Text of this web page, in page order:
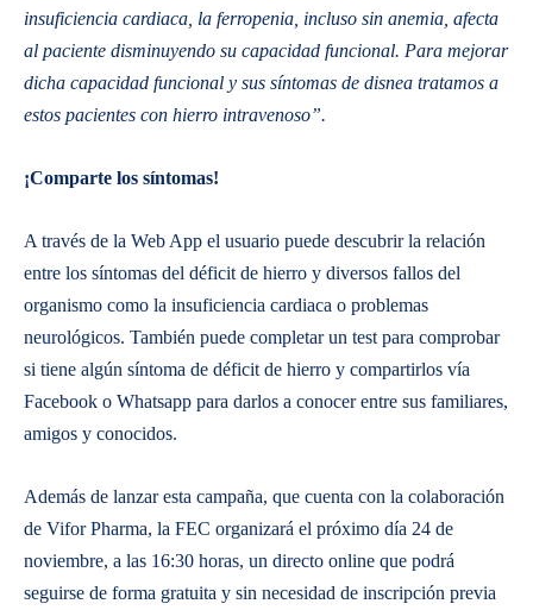
insuficiencia cardiaca, la ferropenia, incluso sin anemia, afecta
al paciente disminuyendo su capacidad funcional. Para mejorar
dicha capacidad funcional y sus síntomas de disnea tratamos a
estos pacientes con hierro intravenoso”.
¡Comparte los síntomas!
A través de la Web App el usuario puede descubrir la relación
entre los síntomas del déficit de hierro y diversos fallos del
organismo como la insuficiencia cardiaca o problemas
neurológicos. También puede completar un test para comprobar
si tiene algún síntoma de déficit de hierro y compartirlos vía
Facebook o Whatsapp para darlos a conocer entre sus familiares,
amigos y conocidos.
Además de lanzar esta campaña, que cuenta con la colaboración
de Vifor Pharma, la FEC organizará el próximo día 24 de
noviembre, a las 16:30 horas, un directo online que podrá
seguirse de forma gratuita y sin necesidad de inscripción previa